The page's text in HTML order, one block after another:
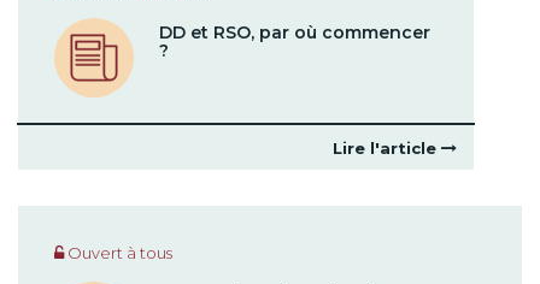
DD et RSO, par où commencer
?
Lire l'article
Ouvert à tous